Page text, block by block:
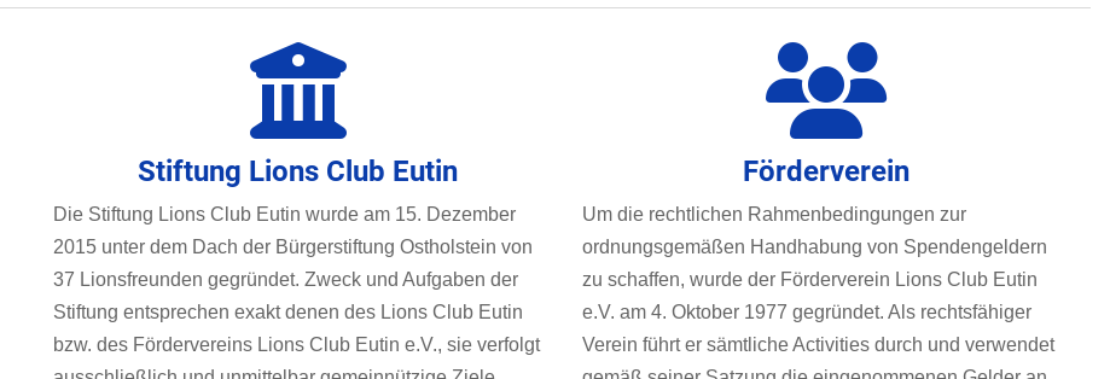
Stiftung Lions Club Eutin
Die Stiftung Lions Club Eutin wurde am 15. Dezember
2015 unter dem Dach der Bürgerstiftung Ostholstein von
37 Lionsfreunden gegründet. Zweck und Aufgaben der
Stiftung entsprechen exakt denen des Lions Club Eutin
bzw. des Fördervereins Lions Club Eutin e.V., sie verfolgt
Förderverein
Um die rechtlichen Rahmenbedingungen zur
ordnungsgemäßen Handhabung von Spendengeldern
zu schaffen, wurde der Förderverein Lions Club Eutin
e.V. am 4. Oktober 1977 gegründet. Als rechtsfähiger
Verein führt er sämtliche Activities durch und verwendet